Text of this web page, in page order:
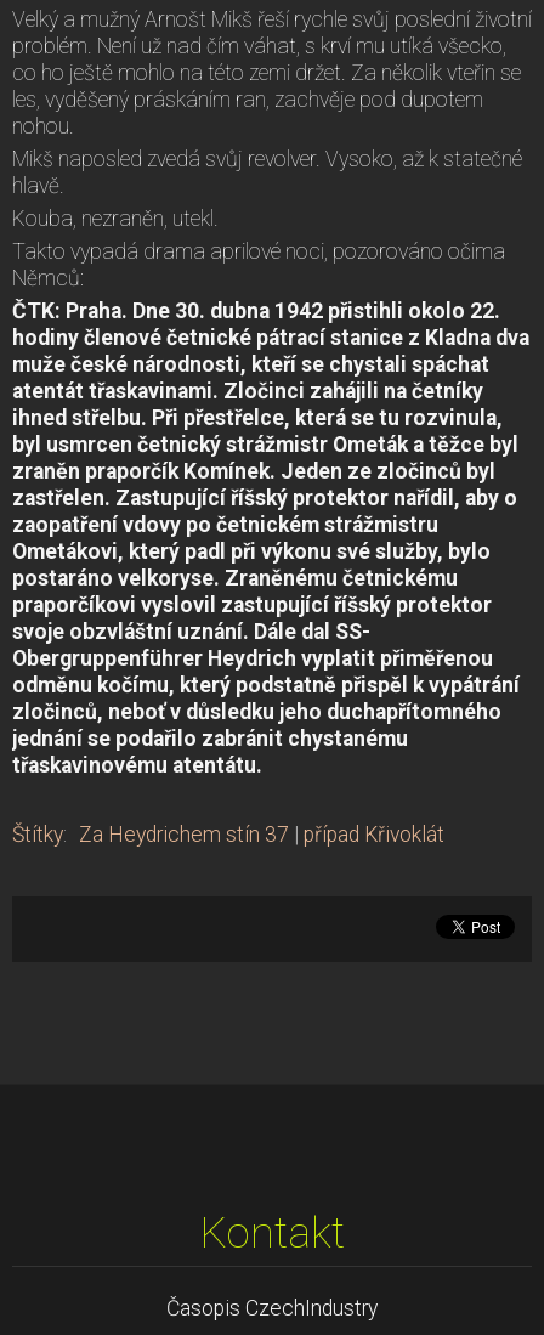
Velký a mužný Arnošt Mikš řeší rychle svůj poslední životní
problém. Není už nad čím váhat, s krví mu utíká všecko,
co ho ještě mohlo na této zemi držet. Za několik vteřin se
les, vyděšený práskáním ran, zachvěje pod dupotem
nohou.
Mikš naposled zvedá svůj revolver. Vysoko, až k statečné
hlavě.
Kouba, nezraněn, utekl.
Takto vypadá drama aprilové noci, pozorováno očima
Němců:
ČTK: Praha. Dne 30. dubna 1942 přistihli okolo 22.
hodiny členové četnické pátrací stanice z Kladna dva
muže české národnosti, kteří se chystali spáchat
atentát třaskavinami. Zločinci zahájili na četníky
ihned střelbu. Při přestřelce, která se tu rozvinula,
byl usmrcen četnický strážmistr Ometák a těžce byl
zraněn praporčík Komínek. Jeden ze zločinců byl
zastřelen. Zastupující říšský protektor nařídil, aby o
zaopatření vdovy po četnickém strážmistru
Ometákovi, který padl při výkonu své služby, bylo
postaráno velkoryse. Zraněnému četnickému
praporčíkovi vyslovil zastupující říšský protektor
svoje obzvláštní uznání. Dále dal SS-
Obergruppenführer Heydrich vyplatit přiměřenou
odměnu kočímu, který podstatně přispěl k vypátrání
zločinců, neboť v důsledku jeho duchapřítomného
jednání se podařilo zabránit chystanému
třaskavinovému atentátu.
Štítky: Za Heydrichem stín 37 | případ Křivoklát
Kontakt
Časopis CzechIndustry